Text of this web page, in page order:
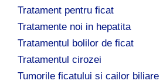
Tratament pentru ficat
Tratamente noi in hepatita
Tratamentul bolilor de ficat
Tratamentul cirozei
Tumorile ficatului si cailor biliare